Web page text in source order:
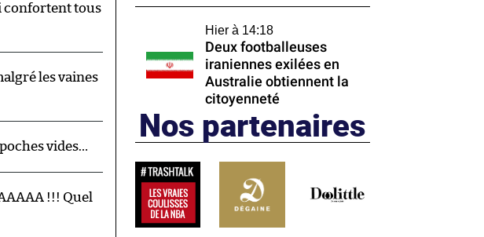
confortent tous
les vaines
vides…
!!! Quel
Hier à 14:18
Deux footballeuses
iraniennes exilées en
Australie obtiennent la
citoyenneté
Nos partenaires